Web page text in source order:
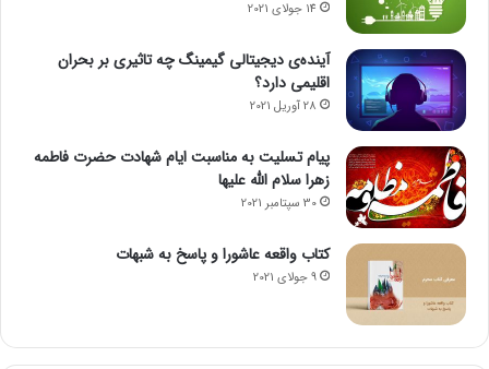
14 جولای 2021
آینده‌ی دیجیتالی گیمینگ چه تاثیری بر بحران
اقلیمی دارد؟
28 آوریل 2021
پیام تسلیت به مناسبت ایام شهادت حضرت فاطمه
زهرا سلام الله علیها
30 سپتامبر 2021
کتاب واقعه عاشورا و پاسخ به شبهات
9 جولای 2021